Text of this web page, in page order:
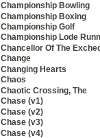
Championship Bowling
Championship Boxing
Championship Golf
Championship Lode
Chancellor Of The
Change
Changing Hearts
Chaos
Chaotic Crossing, The
Chase (v1)
Chase (v2)
Chase (v3)
Chase (v4)